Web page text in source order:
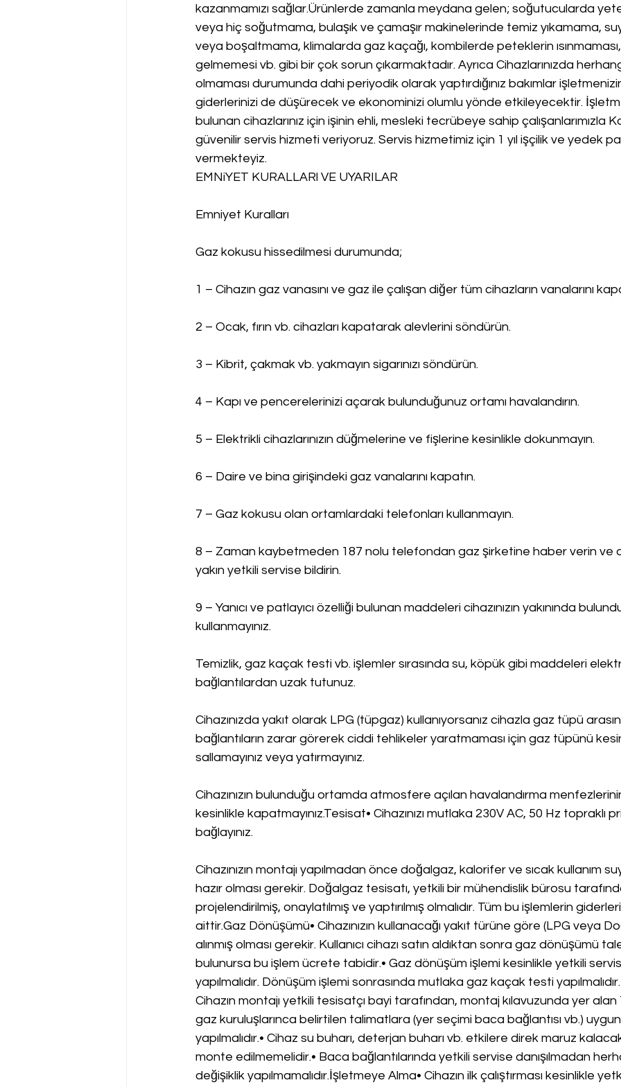
kazanmamızı sağlar.Ürünlerde zamanla meydana gelen; soğutucularda
veya hiç soğutmama, bulaşık ve çamaşır makinelerinde temiz yıkamama,
veya boşaltmama, klimalarda gaz kaçağı, kombilerde peteklerin
gelmemesi vb. gibi bir çok sorun çıkarmaktadır. Ayrıca Cihazlarınızda
olmaması durumunda dahi periyodik olarak yaptırdığınız bakımlar
giderlerinizi de düşürecek ve ekonominizi olumlu yönde etkileyecektir.
bulunan cihazlarınız için işinin ehli, mesleki tecrübeye sahip çalışanlarımızla
güvenilir servis hizmeti veriyoruz. Servis hizmetimiz için 1 yıl işçilik ve yedek
vermekteyiz.
EMNiYET KURALLARl VE UYARILAR
Emniyet Kuralları
Gaz kokusu hissedilmesi durumunda;
1 – Cihazın gaz vanasını ve gaz ile çalışan diğer tüm cihazların vanalarını
2 – Ocak, fırın vb. cihazları kapatarak alevlerini söndürün.
3 – Kibrit, çakmak vb. yakmayın sigarınızı söndürün.
4 – Kapı ve pencerelerinizi açarak bulunduğunuz ortamı havalandırın.
5 – Elektrikli cihazlarınızın düğmelerine ve fişlerine kesinlikle dokunmayın.
6 – Daire ve bina girişindeki gaz vanalarını kapatın.
7 – Gaz kokusu olan ortamlardaki telefonları kullanmayın.
8 – Zaman kaybetmeden 187 nolu telefondan gaz şirketine haber verin ve
yakın yetkili servise bildirin.
9 – Yanıcı ve patlayıcı özelliği bulunan maddeleri cihazınızın yakınında
kullanmayınız.
Temizlik, gaz kaçak testi vb. işlemler sırasında su, köpük gibi maddeleri
bağlantılardan uzak tutunuz.
Cihazınızda yakıt olarak LPG (tüpgaz) kullanıyorsanız cihazla gaz tüpü
bağlantıların zarar görerek ciddi tehlikeler yaratmaması için gaz tüpünü
sallamayınız veya yatırmayınız.
Cihazınızın bulunduğu ortamda atmosfere açılan havalandırma
kesinlikle kapatmayınız.Tesisat• Cihazınızı mutlaka 230V AC, 50 Hz topraklı
bağlayınız.
Cihazınızın montajı yapılmadan önce doğalgaz, kalorifer ve sıcak kullanım
hazır olması gerekir. Doğalgaz tesisatı, yetkili bir mühendislik bürosu
projelendirilmiş, onaylatılmış ve yaptırılmış olmalıdır. Tüm bu işlemlerin
aittir.Gaz Dönüşümü• Cihazınızın kullanacağı yakıt türüne göre (LPG veya
alınmış olması gerekir. Kullanıcı cihazı satın aldıktan sonra gaz dönüşümü
bulunursa bu işlem ücrete tabidir.• Gaz dönüşüm işlemi kesinlikle yetkili
yapılmalıdır. Dönüşüm işlemi sonrasında mutlaka gaz kaçak testi
Cihazın montajı yetkili tesisatçı bayi tarafından, montaj kılavuzunda yer
gaz kuruluşlarınca belirtilen talimatlara (yer seçimi baca bağlantısı vb.)
yapılmalıdır.• Cihaz su buharı, deterjan buharı vb. etkilere direk maruz
monte edilmemelidir.• Baca bağlantılarında yetkili servise danışılmadan
değişiklik yapılmamalıdır.İşletmeye Alma• Cihazın ilk çalıştırması kesinlikle